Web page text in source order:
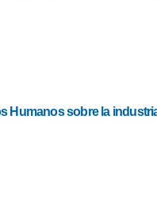
Humanos sobre la